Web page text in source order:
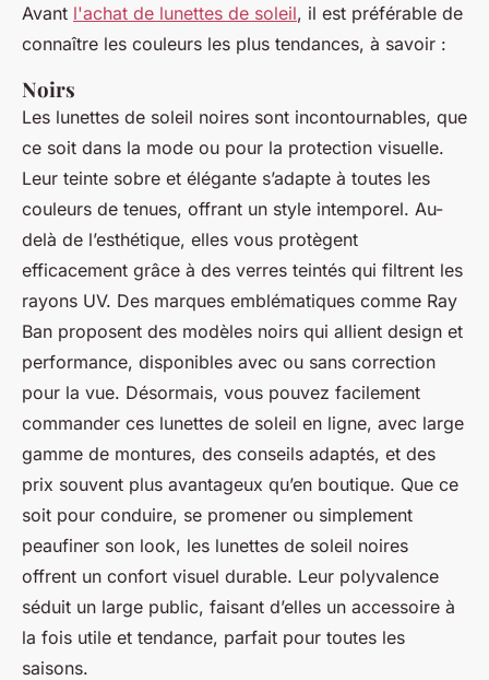
Avant l'achat de lunettes de soleil, il est préférable de
connaître les couleurs les plus tendances, à savoir :
Noirs
Les lunettes de soleil noires sont incontournables, que
ce soit dans la mode ou pour la protection visuelle.
Leur teinte sobre et élégante s’adapte à toutes les
couleurs de tenues, offrant un style intemporel. Au-
delà de l’esthétique, elles vous protègent
efficacement grâce à des verres teintés qui filtrent les
rayons UV. Des marques emblématiques comme Ray
Ban proposent des modèles noirs qui allient design et
performance, disponibles avec ou sans correction
pour la vue. Désormais, vous pouvez facilement
commander ces lunettes de soleil en ligne, avec large
gamme de montures, des conseils adaptés, et des
prix souvent plus avantageux qu’en boutique. Que ce
soit pour conduire, se promener ou simplement
peaufiner son look, les lunettes de soleil noires
offrent un confort visuel durable. Leur polyvalence
séduit un large public, faisant d’elles un accessoire à
la fois utile et tendance, parfait pour toutes les
saisons.